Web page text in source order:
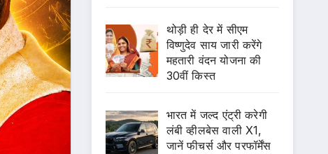
थोड़ी ही देर में सीएम
विष्णुदेव साय जारी करेंगे
महतारी वंदन योजना की
30वीं किस्त
भारत में जल्द एंट्री करेगी
लंबी व्हीलबेस वाली X1,
जानें फीचर्स और परफॉर्मेंस